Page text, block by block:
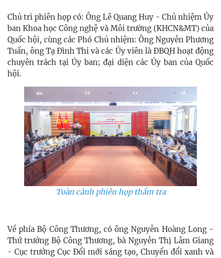
Chủ trì phiên họp có: Ông Lê Quang Huy - Chủ nhiệm Ủy
ban Khoa học Công nghệ và Môi trường (KHCN&MT) của
Quốc hội, cùng các Phó Chủ nhiệm: Ông Nguyễn Phương
Tuấn, ông Tạ Đình Thi và các Ủy viên là ĐBQH hoạt động
chuyên trách tại Ủy ban; đại diện các Ủy ban của Quốc
hội.
Toàn cảnh phiên họp thẩm tra
Về phía Bộ Công Thương, có ông Nguyễn Hoàng Long -
Thứ trưởng Bộ Công Thương, bà Nguyễn Thị Lâm Giang
- Cục trưởng Cục Đổi mới sáng tạo, Chuyển đổi xanh và